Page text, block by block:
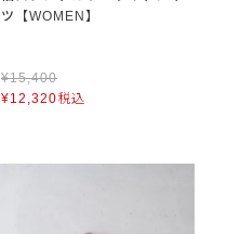
ツ【WOMEN】
¥15,400
¥12,320税込